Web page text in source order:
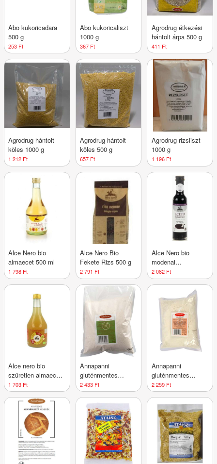
Abo kukoricadara
500 g
253 Ft
Abo kukoricaliszt
1000 g
367 Ft
Agrodrug étkezési
hántolt árpa 500 g
411 Ft
Agrodrug hántolt
köles 1000 g
1 212 Ft
Agrodrug hántolt
köles 500 g
657 Ft
Agrodrug rizsliszt
1000 g
1 196 Ft
Alce Nero bio
almaecet 500 ml
1 798 Ft
Alce Nero Bio
Fekete Rizs 500 g
2 791 Ft
Alce Nero bio
modenai
balzsamecet 250 ml
2 082 Ft
Alce nero bio
szűretlen almaecet
500 ml
1 703 Ft
Annapanni
gluténmentes
kenyérliszt 1000 g
2 433 Ft
Annapanni
gluténmentes
linzerliszt 1000 g
2 259 Ft